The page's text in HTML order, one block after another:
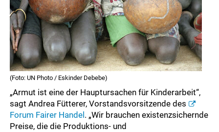
(Foto: UN Photo / Eskinder Debebe)
„Armut ist eine der Hauptursachen für Kinderarbeit“,
sagt Andrea Fütterer, Vorstandsvorsitzende des
Forum Fairer Handel . „Wir brauchen existenzsichernde
Preise, die die Produktions- und